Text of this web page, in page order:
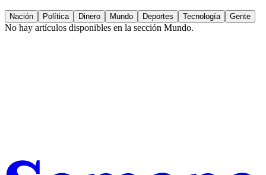
Nación Política Dinero Mundo Deportes Tecnología Gente
No hay artículos disponibles en la sección Mundo.